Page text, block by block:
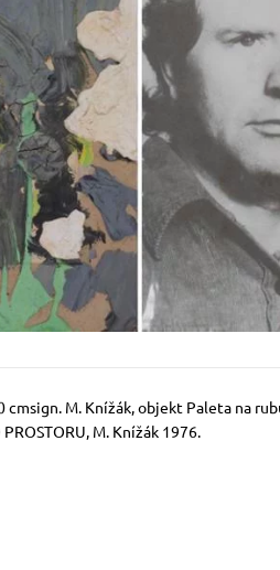
cmsign. M. Knížák, objekt Paleta na
M. Knížák 1976.